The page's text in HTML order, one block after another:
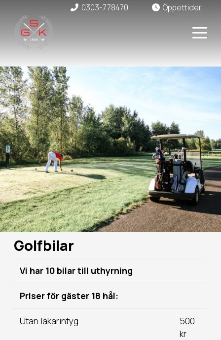
0303-778470 Öppettider
Golfbilar
Vi har 10 bilar till uthyrning
Priser för gäster 18 hål:
Utan läkarintyg
500
kr